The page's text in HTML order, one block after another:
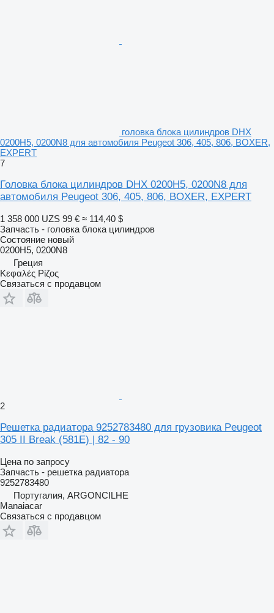
головка блока цилиндров DHX
0200H5, 0200N8 для автомобиля Peugeot 306, 405, 806, BOXER,
EXPERT
7
Головка блока цилиндров DHX 0200H5, 0200N8 для
автомобиля Peugeot 306, 405, 806, BOXER, EXPERT
1 358 000 UZS 99 € ≈ 114,40 $
Запчасть - головка блока цилиндров
Состояние новый
0200H5, 0200N8
Греция
Κεφαλές Ρίζος
Связаться с продавцом
2
Решетка радиатора 9252783480 для грузовика Peugeot
305 II Break (581E) | 82 - 90
Цена по запросу
Запчасть - решетка радиатора
9252783480
Португалия, ARGONCILHE
Manaiacar
Связаться с продавцом